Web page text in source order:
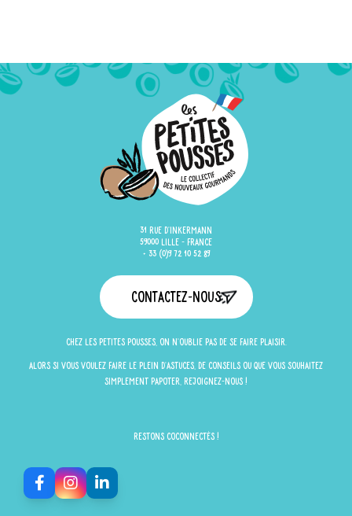
31 rue d'Inkermann
59000 Lille - France
+ 33 (0)9 72 10 52 89
Contactez-nous
Chez Les Petites Pousses, on n'oublie pas de se faire plaisir.
Alors si vous voulez faire le plein d'astuces, de conseils ou que vous souhaitez
simplement papoter, rejoignez-nous !
Restons Coconnectés !